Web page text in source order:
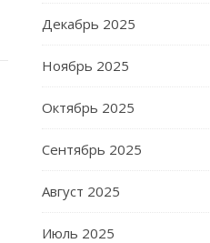
Декабрь 2025
Ноябрь 2025
Октябрь 2025
Сентябрь 2025
Август 2025
Июль 2025